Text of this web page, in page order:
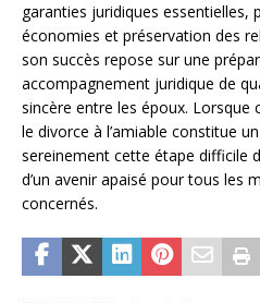
garanties juridiques essentielles,
économies et préservation des
son succès repose sur une
accompagnement juridique de
sincère entre les époux. Lorsque
le divorce à l’amiable constitue
sereinement cette étape difficile
d’un avenir apaisé pour tous les
concernés.